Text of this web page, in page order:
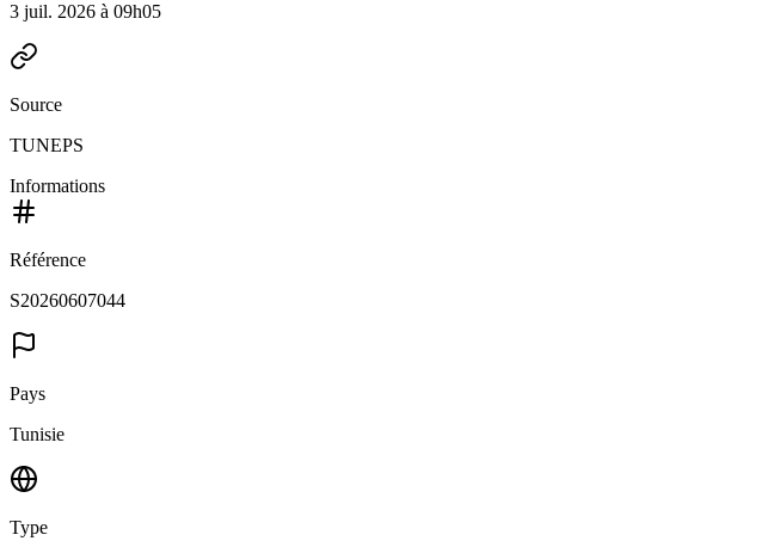
3 juil. 2026 à 09h05
Source
TUNEPS
Informations
Référence
S20260607044
Pays
Tunisie
Type